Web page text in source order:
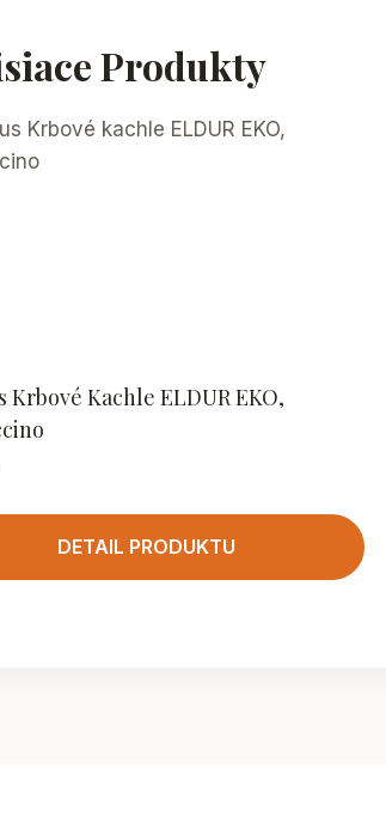
Produkty
Krbové Kachle ELDUR EKO,
DETAIL PRODUKTU